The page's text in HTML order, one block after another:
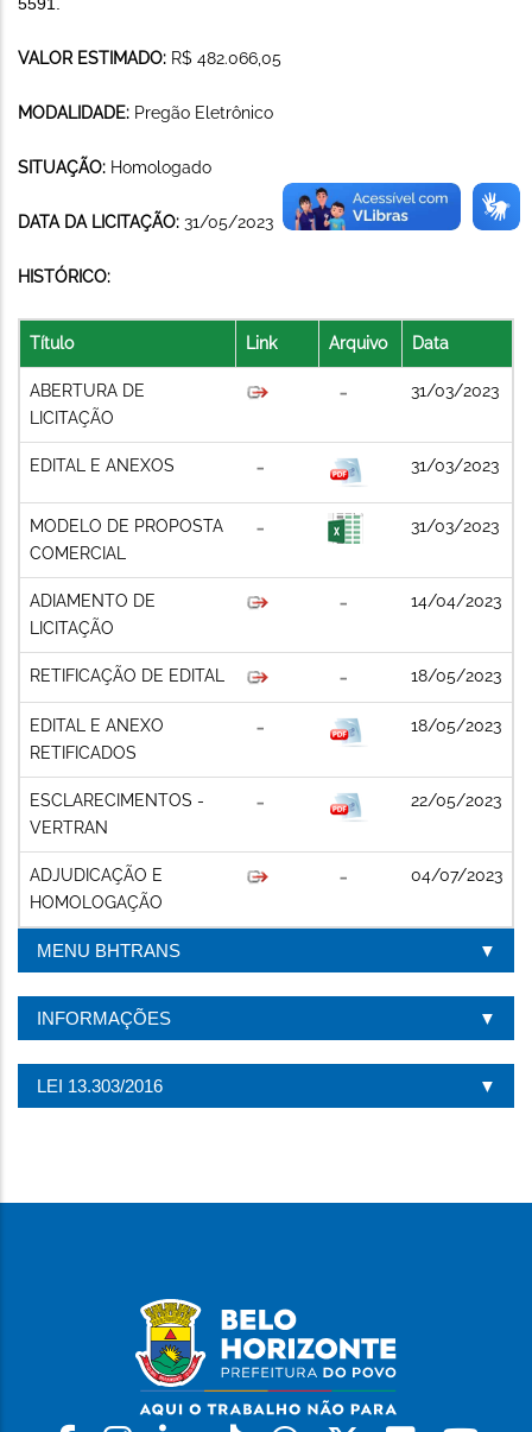
VALOR ESTIMADO: R$ 482.066,05
MODALIDADE: Pregão Eletrônico
SITUAÇÃO: Homologado
DATA DA LICITAÇÃO: 31/05/2023
HISTÓRICO:
Título Link Arquivo Data
ABERTURA DE
LICITAÇÃO
31/03/2023
EDITAL E ANEXOS 31/03/2023
MODELO DE PROPOSTA
COMERCIAL
31/03/2023
ADIAMENTO DE
LICITAÇÃO
14/04/2023
RETIFICAÇÃO DE EDITAL 18/05/2023
EDITAL E ANEXO
RETIFICADOS
18/05/2023
ESCLARECIMENTOS -
VERTRAN
22/05/2023
ADJUDICAÇÃO E
HOMOLOGAÇÃO
04/07/2023
MENU BHTRANS
INFORMAÇÕES
LEI 13.303/2016